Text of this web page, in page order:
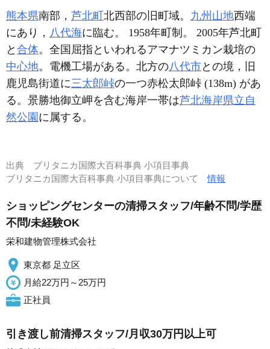
熊本県南部， 芦北町 北西部の旧町域。 九州山地西端
にあり， 八代海に臨む。 1958年町制。 2005年芦北町
と 合体。全国屈指といわれるアマナツミカン栽培の
中心地。電機工場がある。北方の八代市との境，旧
鹿児島街道に三太郎峠の一つ赤松太郎峠 (138m) があ
る。景勝地御立岬を含む海岸一帯は芦北海岸県立自
然公園 に属する。
出典 ブリタニカ国際大百科事典 小項目事典
ブリタニカ国際大百科事典 小項目事典について情報
ショッピングセンターの清掃スタッフ/年齢不問/学歴
不問/未経験OK
栄和建物管理株式会社
東京都 足立区
月給22万円～25万円
正社員
引き渡し前清掃スタッフ/月収30万円以上可